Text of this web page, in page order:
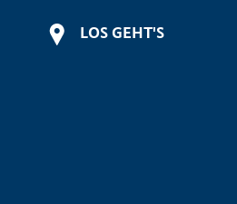
LOS GEHT'S